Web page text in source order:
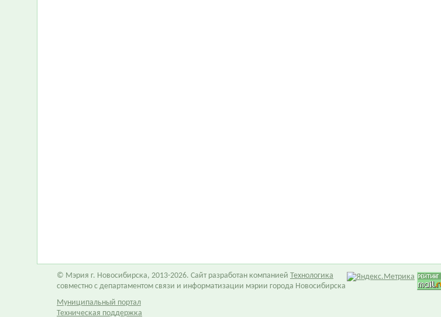
© Мэрия г. Новосибирска, 2013-2026. Сайт разработан компанией Технологика
совместно с департаментом связи и информатизации мэрии города Новосибирска
Муниципальный портал
Техническая поддержка